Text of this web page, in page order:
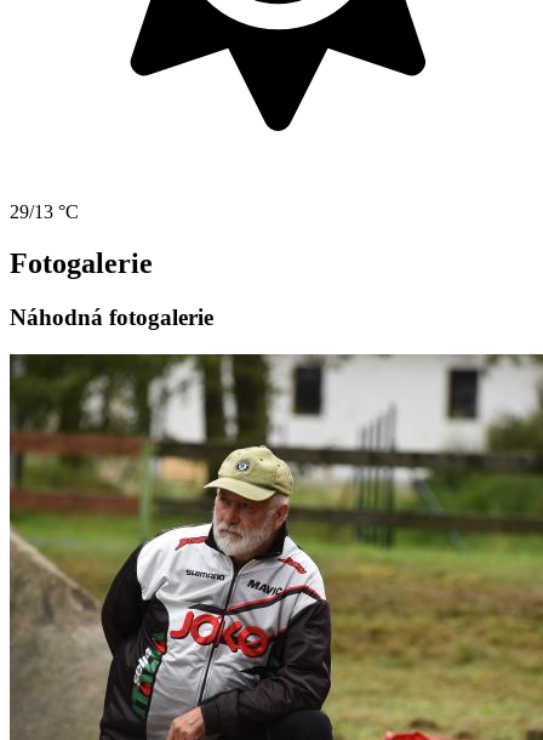
29/13 °C
Fotogalerie
Náhodná fotogalerie